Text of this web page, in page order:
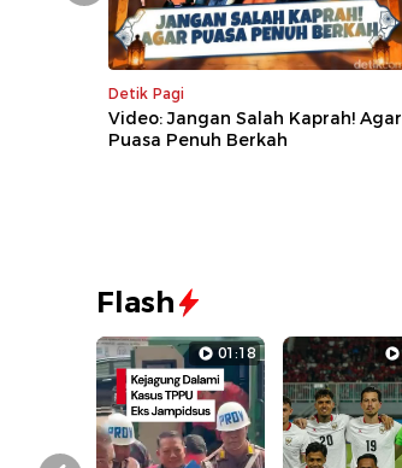
Detik Pagi
Video: Jangan Salah Kaprah! Agar
Puasa Penuh Berkah
Prev
Flash
01:18